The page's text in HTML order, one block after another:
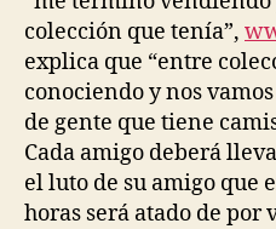
colección que tenía”,
explica que “entre
conociendo y nos
de gente que tiene
Cada amigo deberá
el luto de su amigo que
horas será atado de por